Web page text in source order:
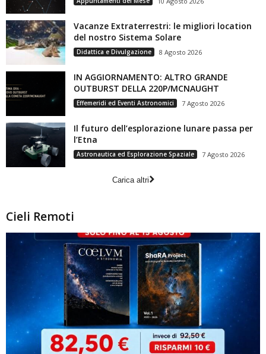
Vacanze Extraterrestri: le migliori location
del nostro Sistema Solare
Didattica e Divulgazione 8 Agosto 2026
IN AGGIORNAMENTO: ALTRO GRANDE
OUTBURST DELLA 220P/MCNAUGHT
Effemeridi ed Eventi Astronomici 7 Agosto 2026
Il futuro dell’esplorazione lunare passa per
l’Etna
Astronautica ed Esplorazione Spaziale 7 Agosto 2026
Carica altri
Cieli Remoti